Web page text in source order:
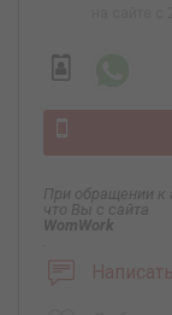
При обращении к
что Вы с сайта
WomWork